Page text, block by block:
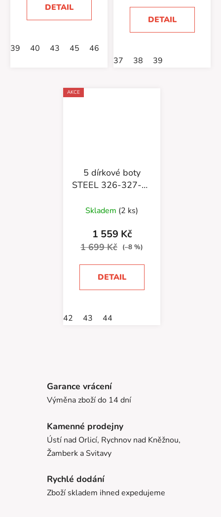
DETAIL
39 40 43 45 46
DETAIL
37 38 39
AKCE
5 dírkové boty
STEEL 326-327-W
Skladem (2 ks)
1 559 Kč
1 699 Kč (–8 %)
DETAIL
42 43 44
Garance vrácení
Výměna zboží do 14 dní
Kamenné prodejny
Ústí nad Orlicí, Rychnov nad Kněžnou,
Žamberk a Svitavy
Rychlé dodání
Zboží skladem ihned expedujeme